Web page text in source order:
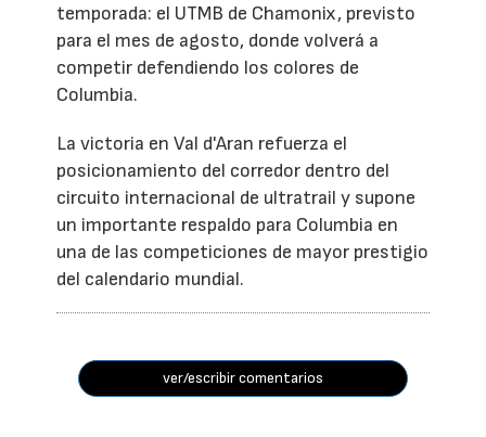
temporada: el UTMB de Chamonix, previsto
para el mes de agosto, donde volverá a
competir defendiendo los colores de
Columbia.
La victoria en Val d'Aran refuerza el
posicionamiento del corredor dentro del
circuito internacional de ultratrail y supone
un importante respaldo para Columbia en
una de las competiciones de mayor prestigio
del calendario mundial.
ver/escribir comentarios